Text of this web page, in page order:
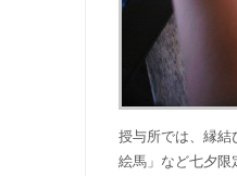
授与所では、縁結
絵馬」など七夕限